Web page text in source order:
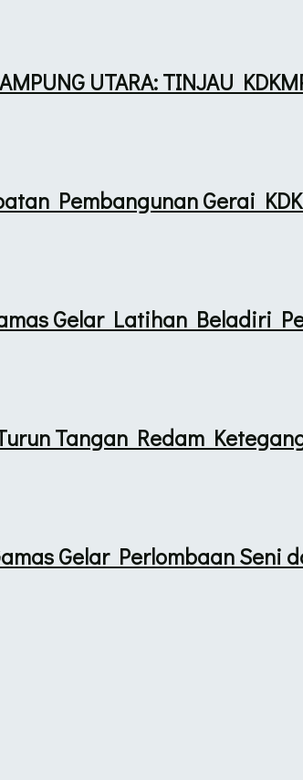
UTARA: TINJAU
Pembangunan Gerai
Gelar Latihan Beladiri
Tangan Redam
Gelar Perlombaan Seni